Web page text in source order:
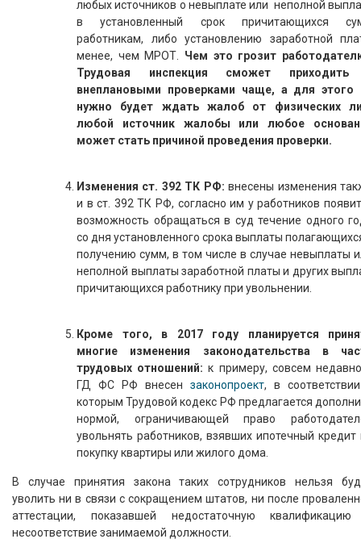
любых источников о невыплате или неполной
в установленный срок причитающихся
работникам, либо установлению заработной
менее, чем МРОТ. Чем это грозит
Трудовая инспекция сможет
внеплановыми проверками чаще, а для этого
нужно будет ждать жалоб от физических
любой источник жалобы или любое
может стать причиной проведения проверки.
Изменения ст. 392 ТК РФ:внесены изменения
и в ст. 392 ТК РФ, согласно им у работников
возможность обращаться в суд течение одного
со дня установленного срока выплаты
получению сумм, в том числе в случае невыплаты
неполной выплаты заработной платы и других
причитающихся работнику при увольнении.
Кроме того, в 2017 году планируется
многие изменения законодательства в
трудовых отношений:к примеру, совсем
ГД ФС РФ внесен законопроект, в
которым Трудовой кодекс РФ предлагается
нормой, ограничивающей право
увольнять работников, взявших ипотечный кредит
покупку квартиры или жилого дома.
В случае принятия закона таких сотрудников нельзя
уволить ни в связи с сокращением штатов, ни после
аттестации, показавшей недостаточную
несоответствие занимаемой должности.